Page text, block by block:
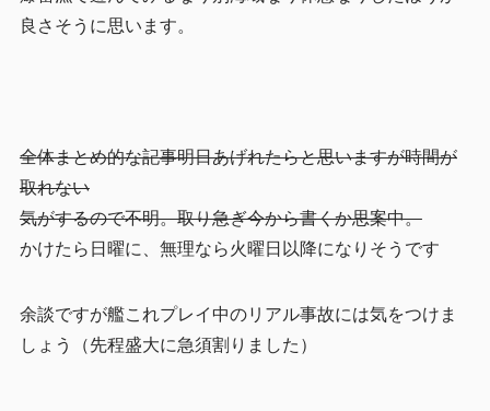
良さそうに思います。
全体まとめ的な記事明日あげれたらと思いますが時間が
取れない
気がするので不明。取り急ぎ今から書くか思案中。
かけたら日曜に、無理なら火曜日以降になりそうです
余談ですが艦これプレイ中のリアル事故には気をつけま
しょう（先程盛大に急須割りました）